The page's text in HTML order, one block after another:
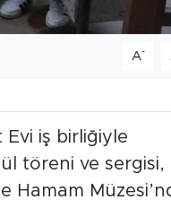
A-
Evi iş birliğiyle
töreni ve sergisi,
Hamam